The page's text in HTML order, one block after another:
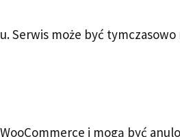
Serwis może być
i mogą być